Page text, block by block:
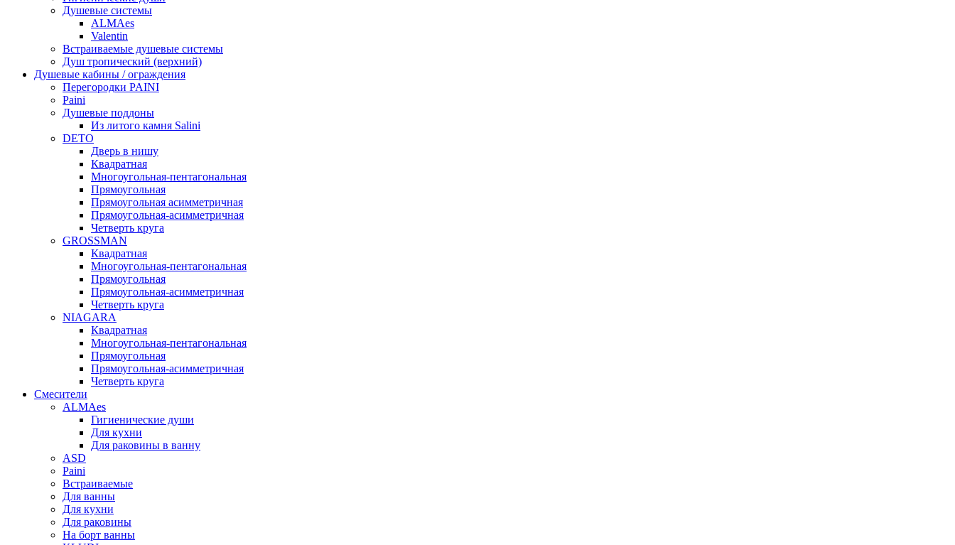
Душевые системы
ALMAes
Valentin
Встраиваемые душевые системы
Душ тропический (верхний)
Душевые кабины / ограждения
Перегородки PAINI
Paini
Душевые поддоны
Из литого камня Salini
DETO
Дверь в нишу
Квадратная
Многоугольная-пентагональная
Прямоугольная
Прямоугольная асимметричная
Прямоугольная-асимметричная
Четверть круга
GROSSMAN
Квадратная
Многоугольная-пентагональная
Прямоугольная
Прямоугольная-асимметричная
Четверть круга
NIAGARA
Квадратная
Многоугольная-пентагональная
Прямоугольная
Прямоугольная-асимметричная
Четверть круга
Смесители
ALMAes
Гигиенические души
Для кухни
Для раковины в ванну
ASD
Paini
Встраиваемые
Для ванны
Для кухни
Для раковины
На борт ванны